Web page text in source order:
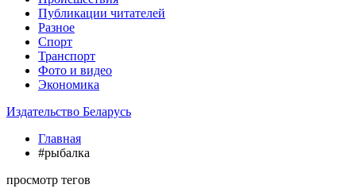
Публикации читателей
Разное
Спорт
Транспорт
Фото и видео
Экономика
Издательство Беларусь
Главная
#рыбалка
просмотр тегов